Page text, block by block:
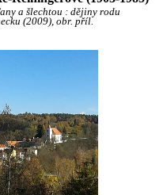
a šlechtou : dějiny rodu
(2009), obr. příl.